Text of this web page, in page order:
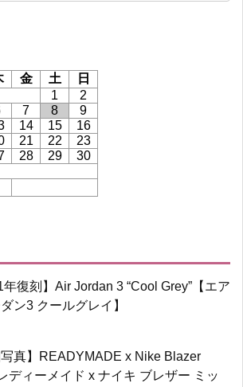
金 土 日
1
2
7 8
9
14 15
16
21 22
23
28 29
30
年復刻】Air Jordan 3 “Cool Grey”【エア
ン3 クールグレイ】
写真】READYMADE x Nike Blazer
ディーメイド x ナイキ ブレザー ミッ